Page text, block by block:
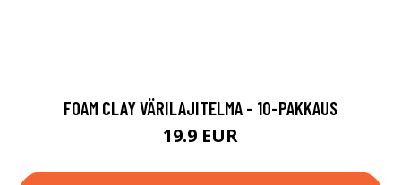
FOAM CLAY VÄRILAJITELMA - 10-PAKKAUS
19.9 EUR